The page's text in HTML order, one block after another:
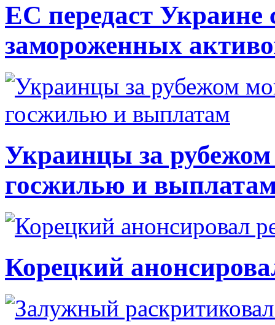
ЕС передаст Украине
замороженных
Украинцы за рубежом
госжилью и
Корецкий